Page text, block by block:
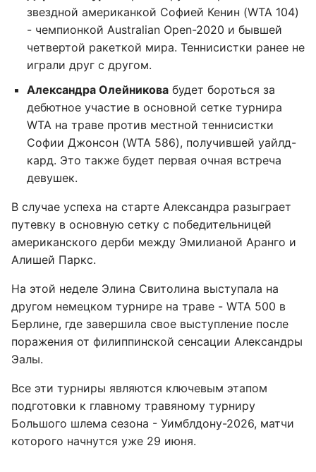
звездной американкой Софией Кенин (WTA 104)
- чемпионкой Australian Open-2020 и бывшей
четвертой ракеткой мира. Теннисистки ранее не
играли друг с другом.
Александра Олейникова будет бороться за
дебютное участие в основной сетке турнира
WTA на траве против местной теннисистки
Софии Джонсон (WTA 586), получившей уайлд-
кард. Это также будет первая очная встреча
девушек.
В случае успеха на старте Александра разыграет
путевку в основную сетку с победительницей
американского дерби между Эмилианой Аранго и
Алишей Паркс.
На этой неделе Элина Свитолина выступала на
другом немецком турнире на траве - WTA 500 в
Берлине, где завершила свое выступление после
поражения от филиппинской сенсации Александры
Эалы.
Все эти турниры являются ключевым этапом
подготовки к главному травяному турниру
Большого шлема сезона - Уимблдону-2026, матчи
которого начнутся уже 29 июня.